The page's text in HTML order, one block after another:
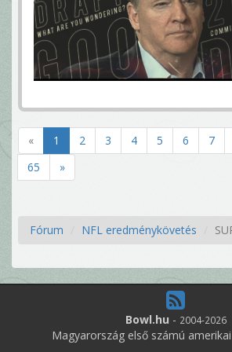
« 1 2 3 4 5 6 7
65
»
Fórum NFL eredménykövetés
Bowl.hu - 2004-2026
Magyarország első számú